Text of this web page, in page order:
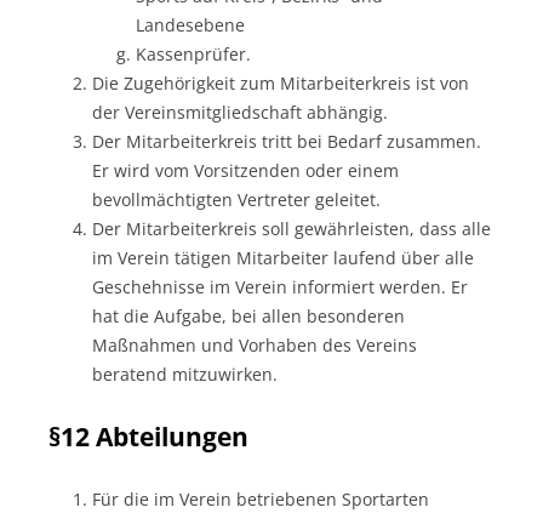
Landesebene
Kassenprüfer.
Die Zugehörigkeit zum Mitarbeiterkreis ist von
der Vereinsmitgliedschaft abhängig.
Der Mitarbeiterkreis tritt bei Bedarf zusammen.
Er wird vom Vorsitzenden oder einem
bevollmächtigten Vertreter geleitet.
Der Mitarbeiterkreis soll gewährleisten, dass alle
im Verein tätigen Mitarbeiter laufend über alle
Geschehnisse im Verein informiert werden. Er
hat die Aufgabe, bei allen besonderen
Maßnahmen und Vorhaben des Vereins
beratend mitzuwirken.
§12 Abteilungen
Für die im Verein betriebenen Sportarten